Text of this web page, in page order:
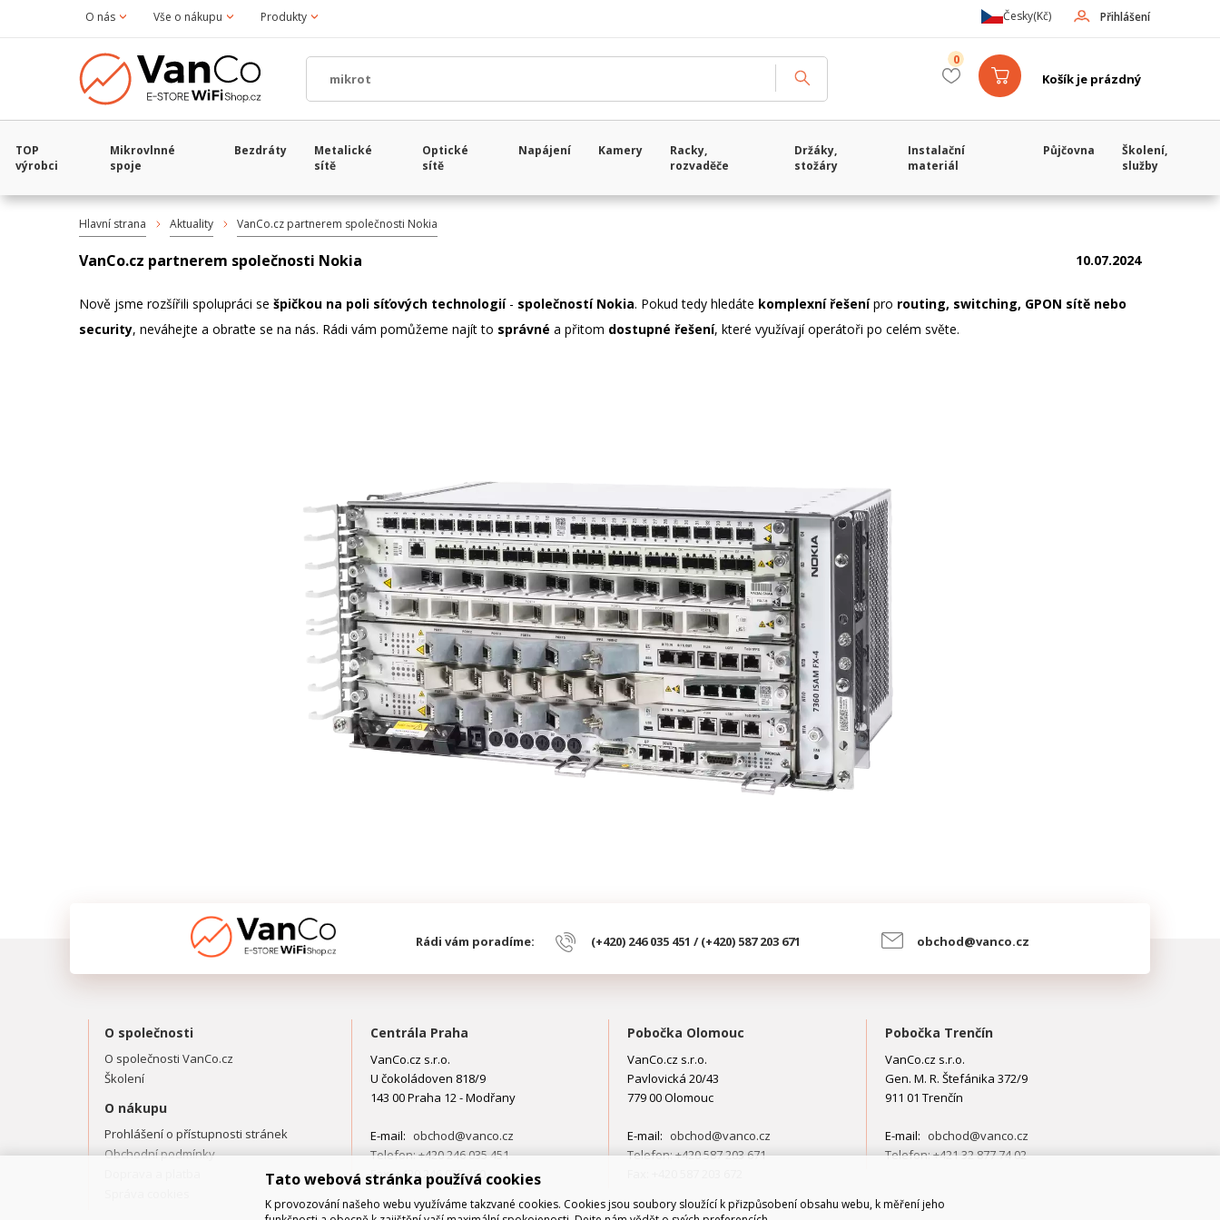
O nás Vše o nákupu Produkty Přihlášení
Česky(Kč)
Košík je prázdný
0
TOP
výrobci
Mikrovlnné
spoje
Bezdráty
Metalické
sítě
Optické
sítě
Napájení Kamery
Racky,
rozvaděče
Držáky,
stožáry
Instalační
materiál
Půjčovna
Školení,
služby
Hlavní strana Aktuality VanCo.cz partnerem společnosti Nokia
VanCo.cz partnerem společnosti Nokia 10.07.2024
Nově jsme rozšířili spolupráci se špičkou na poli síťových technologií- společností Nokia. Pokud tedy hledáte komplexní řešenípro routing, switching, GPON sítě nebo
security, neváhejte a obraťte se na nás. Rádi vám pomůžeme najít to správné a přitom dostupné řešení, které využívají operátoři po celém světe.
Rádi vám poradíme: (+420) 246 035 451 / (+420) 587 203 671 obchod@vanco.cz
O společnosti
O společnosti VanCo.cz
Školení
O nákupu
Prohlášení o přístupnosti stránek
Obchodní podmínky
Centrála Praha
VanCo.cz s.r.o.
U čokoládoven 818/9
143 00 Praha 12 - Modřany
E-mail: obchod@vanco.cz
Telefon: +420 246 035 451
Fax: +420 246 035 450
Pobočka Olomouc
VanCo.cz s.r.o.
Pavlovická 20/43
779 00 Olomouc
E-mail: obchod@vanco.cz
Telefon: +420 587 203 671
Pobočka Trenčín
VanCo.cz s.r.o.
Gen. M. R. Štefánika 372/9
911 01 Trenčín
E-mail: obchod@vanco.cz
Telefon: +421 32 877 74 02
Tato webová stránka používá cookies
K provozování našeho webu využíváme takzvané cookies. Cookies jsou soubory sloužící k přizpůsobení obsahu webu, k měření jeho